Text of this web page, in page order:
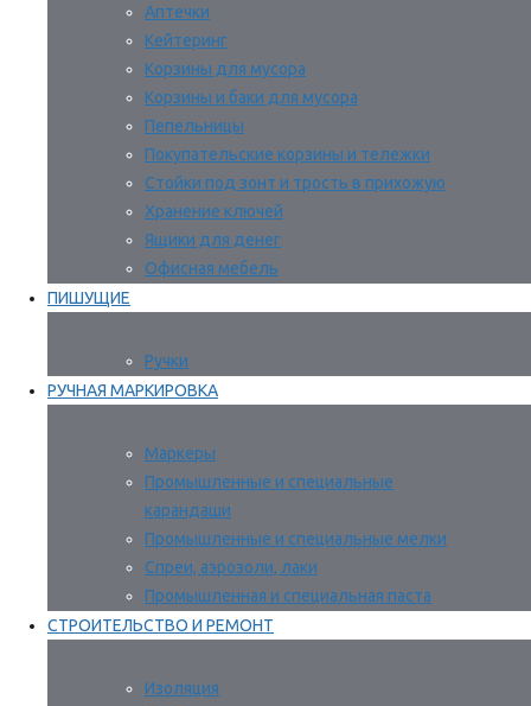
Аптечки
Кейтеринг
Корзины для мусора
Корзины и баки для мусора
Пепельницы
Покупательские корзины и тележки
Стойки под зонт и трость в прихожую
Хранение ключей
Ящики для денег
Офисная мебель
ПИШУЩИЕ
Ручки
РУЧНАЯ МАРКИРОВКА
Маркеры
Промышленные и специальные
карандаши
Промышленные и специальные мелки
Спреи, аэрозоли, лаки
Промышленная и специальная паста
СТРОИТЕЛЬСТВО И РЕМОНТ
Изоляция